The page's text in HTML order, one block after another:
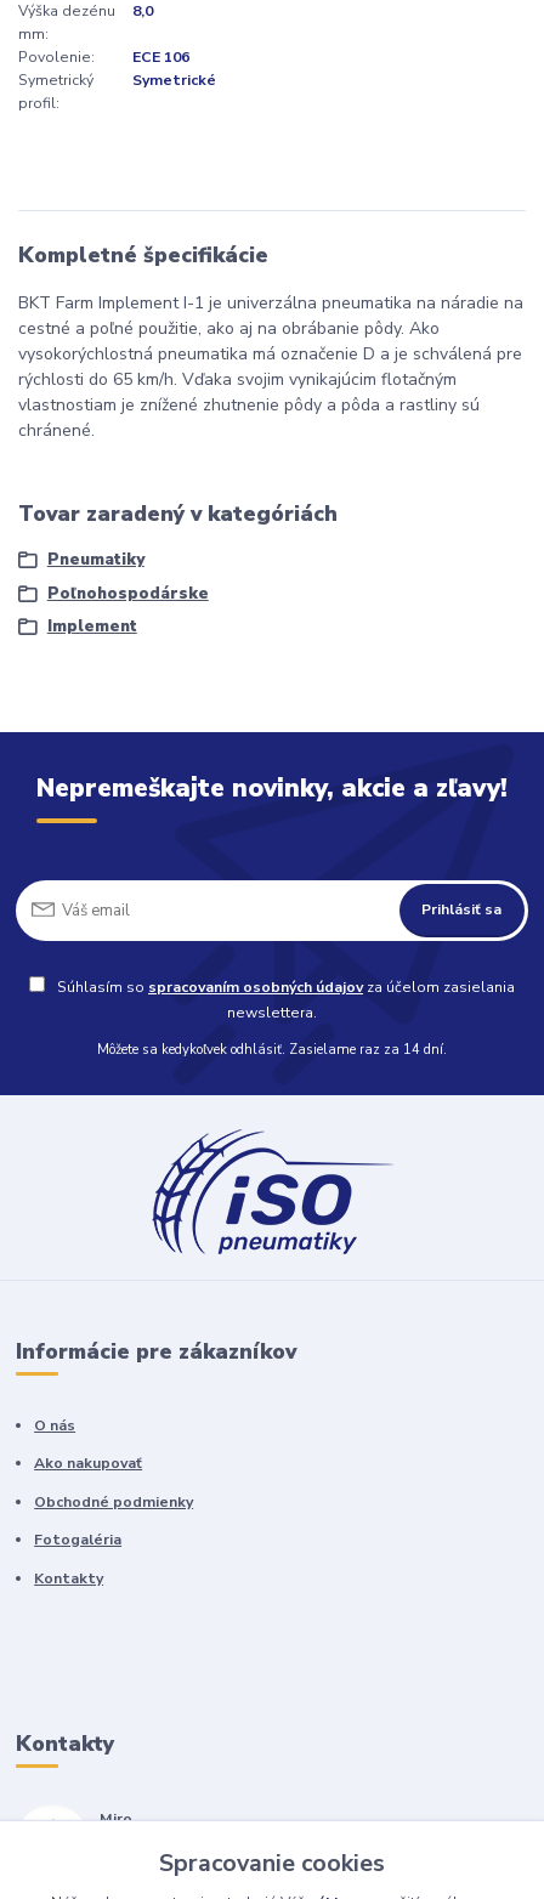
Výška dezénu
mm:
8,0
Povolenie:
ECE 106
Symetrický
profil:
Symetrické
Kompletné špecifikácie
BKT Farm Implement I-1 je univerzálna pneumatika na náradie na
cestné a poľné použitie, ako aj na obrábanie pôdy. Ako
vysokorýchlostná pneumatika má označenie D a je schválená pre
rýchlosti do 65 km/h. Vďaka svojim vynikajúcim flotačným
vlastnostiam je znížené zhutnenie pôdy a pôda a rastliny sú
chránené.
Tovar zaradený v kategóriách
Pneumatiky
Poľnohospodárske
Implement
Nepremeškajte novinky, akcie a zľavy!
Prihlásiť sa
Súhlasím so spracovaním osobných údajovza účelom zasielania
newslettera.
Môžete sa kedykoľvek odhlásiť. Zasielame raz za 14 dní.
Informácie pre zákazníkov
O nás
Ako nakupovať
Obchodné podmienky
Fotogaléria
Kontakty
Kontakty
Miro
(Po-Pia, 7-17 hod.)
Spracovanie cookies